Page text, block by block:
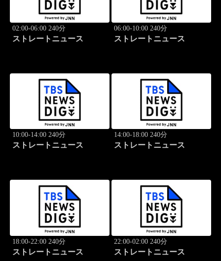
02:00-06:00 240分
ストレートニュース
06:00-10:00 240分
ストレートニュース
10:00-14:00 240分
ストレートニュース
14:00-18:00 240分
ストレートニュース
18:00-22:00 240分
ストレートニュース
22:00-02:00 240分
ストレートニュース